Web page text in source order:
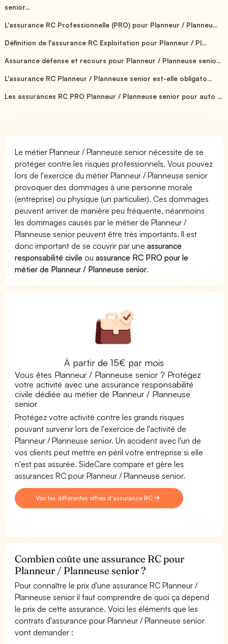
senior...
L'assurance RC Professionnelle (PRO) pour Planneur / Planneu...
Définition de l'assurance RC Exploitation pour Planneur / Pl...
Assurance défense et recours pour Planneur / Planneuse senio...
L'assurance RC Planneur / Planneuse senior est-elle obligato...
Les assurances RC PRO Planneur / Planneuse senior pour auto ...
Le métier Planneur / Planneuse senior nécessite de se
protéger contre les risques professionnels. Vous pouvez
lors de l'exercice du métier Planneur / Planneuse senior
provoquer des dommages à une personne morale
(entreprise) ou physique (un particulier). Ces dommages
peuvent arriver de manière peu fréquente, néanmoins
les dommages causés par le métier de Planneur /
Planneuse senior peuvent être très importants. Il est
donc important de se couvrir par uneassurance
responsabilité civile ouassurance RC PRO pour le
métier de Planneur / Planneuse senior.
À partir de 15€ par mois
Vous êtes Planneur / Planneuse senior ? Protégez
votre activité avec une assurance responsabilité
civile dédiée au métier de Planneur / Planneuse
senior
Protégez votre activité contre les grands risques
pouvant survenir lors de l'exercice de l'activité de
Planneur / Planneuse senior. Un accident avec l'un de
vos clients peut mettre en péril votre entreprise si elle
n'est pas assurée. SideCare compare et gère les
assurances RC pour Planneur / Planneuse senior.
Voir les différentes offres d'assurance RC
Combien coûte une assurance RC pour
Planneur / Planneuse senior ?
Pour connaître le prix d'une assurance RC Planneur /
Planneuse senior il faut comprendre de quoi ça dépend
le prix de cette assurance. Voici les éléments que les
contrats d'assurance pour Planneur / Planneuse senior
vont demander :